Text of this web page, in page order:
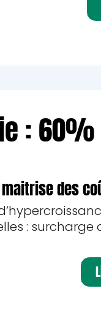
: 60%
des
: surcharge